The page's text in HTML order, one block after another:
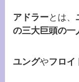
アドラーとは、
の三大巨頭の一
ユングやフロイ